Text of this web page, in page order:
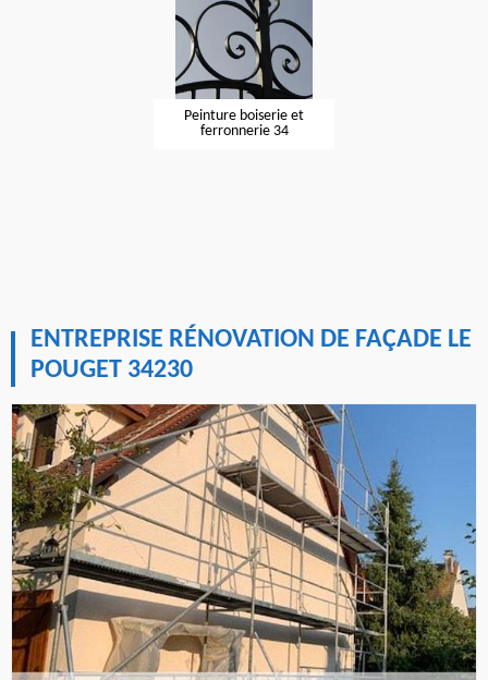
Peinture boiserie et
ferronnerie 34
ENTREPRISE RÉNOVATION DE FAÇADE LE
POUGET 34230